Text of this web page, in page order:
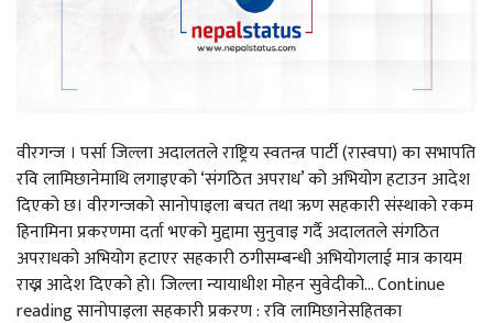
वीरगन्ज । पर्सा जिल्ला अदालतले राष्ट्रिय स्वतन्त्र पार्टी (रास्वपा) का सभापति
रवि लामिछानेमाथि लगाइएको ‘संगठित अपराध’ को अभियोग हटाउन आदेश
दिएको छ। वीरगन्जको सानोपाइला बचत तथा ऋण सहकारी संस्थाको रकम
हिनामिना प्रकरणमा दर्ता भएको मुद्दामा सुनुवाइ गर्दै अदालतले संगठित
अपराधको अभियोग हटाएर सहकारी ठगीसम्बन्धी अभियोगलाई मात्र कायम
राख्न आदेश दिएको हो। जिल्ला न्यायाधीश मोहन सुवेदीको… Continue
reading सानोपाइला सहकारी प्रकरण : रवि लामिछानेसहितका